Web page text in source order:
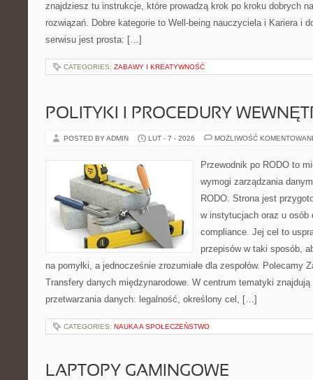
znajdziesz tu instrukcje, które prowadzą krok po kroku dobrych
rozwiązań. Dobre kategorie to Well-being nauczyciela i Kariera i
serwisu jest prosta: […]
CATEGORIES: ZABAWY I KREATYWNOŚĆ
POLITYKI I PROCEDURY
POSTED BY ADMIN LUT - 7 - 2026 MOŻLIWOŚĆ
Przewodnik po RODO to
wymogi zarządzania
RODO. Strona jest
w instytucjach oraz u osób
compliance. Jej cel to
przepisów w taki sposób,
na pomyłki, a jednocześnie zrozumiałe dla zespołów. Polecamy
Transfery danych międzynarodowe. W centrum tematyki znajdują
przetwarzania danych: legalność, określony cel, […]
CATEGORIES: NAUKA A SPOŁECZEŃSTWO
LAPTOPY GAMINGOWE